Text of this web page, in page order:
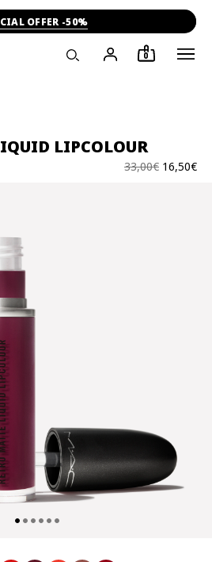
OFFER -50%
0
LIPCOLOUR
33,00€ 16,50€